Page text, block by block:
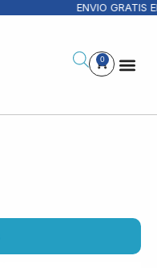
ENVIO GRATIS EN
0